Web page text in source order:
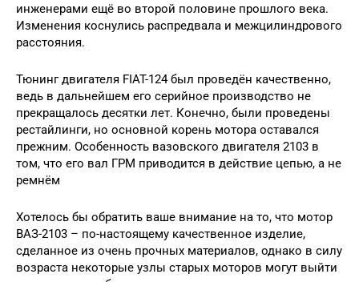
инженерами ещё во второй половине прошлого века.
Изменения коснулись распредвала и межцилиндрового
расстояния.
Тюнинг двигателя FIAT-124 был проведён качественно,
ведь в дальнейшем его серийное производство не
прекращалось десятки лет. Конечно, были проведены
рестайлинги, но основной корень мотора оставался
прежним. Особенность вазовского двигателя 2103 в
том, что его вал ГРМ приводится в действие цепью, а не
ремнём
Хотелось бы обратить ваше внимание на то, что мотор
ВАЗ-2103 – по-настоящему качественное изделие,
сделанное из очень прочных материалов, однако в силу
возраста некоторые узлы старых моторов могут выйти